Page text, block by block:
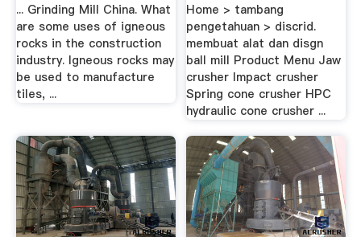
... Grinding Mill China. What
are some uses of igneous
rocks in the construction
industry. Igneous rocks may
be used to manufacture
tiles, ...
Home > tambang
pengetahuan > discrid.
membuat alat dan disgn
ball mill Product Menu Jaw
crusher Impact crusher
Spring cone crusher HPC
hydraulic cone crusher ...